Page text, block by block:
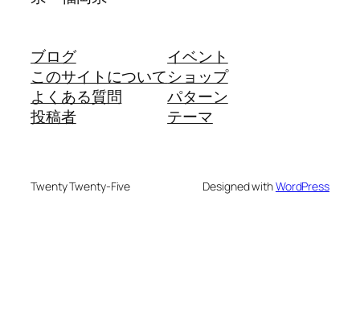
ブログ
このサイトについて
よくある質問
投稿者
イベント
ショップ
パターン
テーマ
Twenty Twenty-Five Designed withWordPress